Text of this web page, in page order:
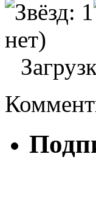
нет)